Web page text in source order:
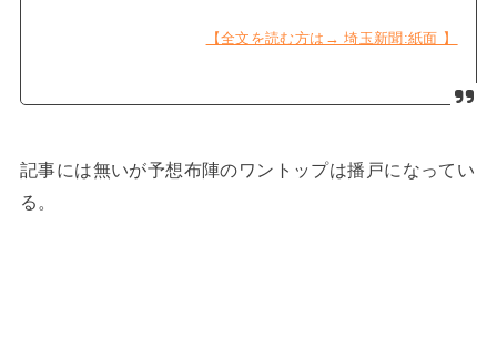
【全文を読む方は→ 埼玉新聞:紙面 】
記事には無いが予想布陣のワントップは播戸になってい
る。